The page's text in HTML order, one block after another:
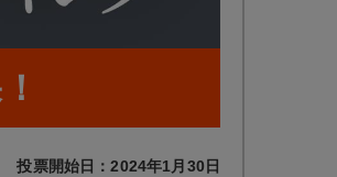
投票開始日：2024年1月30日